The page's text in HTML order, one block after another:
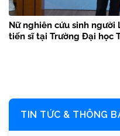
Nữ nghiên cứu sinh
tiến sĩ tại Trường Đại học
TIN TỨC & THÔNG